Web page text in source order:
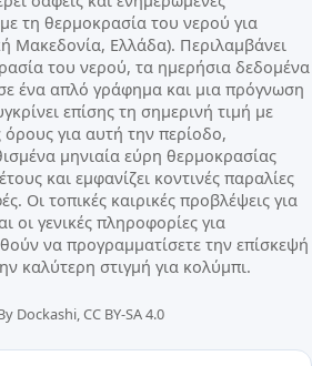
τη θερμοκρασία του νερού για
Μακεδονία, Ελλάδα). Περιλαμβάνει
του νερού, τα ημερήσια δεδομένα
ένα απλό γράφημα και μια πρόγνωση
επίσης τη σημερινή τιμή με
για αυτή την περίοδο,
μηνιαία εύρη θερμοκρασίας
και εμφανίζει κοντινές παραλίες
Οι τοπικές καιρικές προβλέψεις για
οι γενικές πληροφορίες για
να προγραμματίσετε την επίσκεψή
καλύτερη στιγμή για κολύμπι.
Dockashi, CC BY-SA 4.0